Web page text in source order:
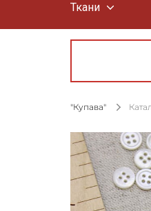
Ткани
"Купава"